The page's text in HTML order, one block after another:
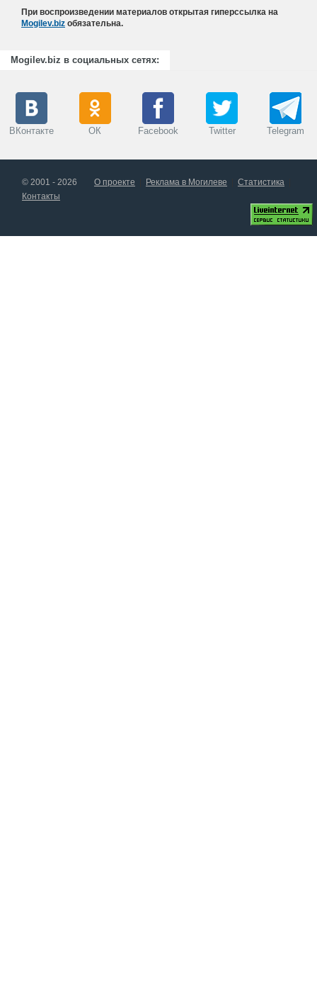
При воспроизведении материалов открытая гиперссылка на
Mogilev.biz обязательна.
Mogilev.biz в социальных сетях:
ВКонтакте ОК Facebook Twitter Telegram
© 2001 - 2026 О проекте Реклама в Могилеве
Статистика
Контакты